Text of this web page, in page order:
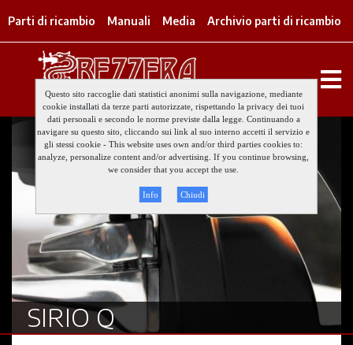
Archivio parti di ricambio
Media
Manuali
Parti di ricambio
Questo sito raccoglie dati statistici anonimi sulla navigazione, mediante
cookie installati da terze parti autorizzate, rispettando la privacy dei tuoi
dati personali e secondo le norme previste dalla legge. Continuando a
navigare su questo sito, cliccando sui link al suo interno accetti il servizio e
gli stessi cookie - This website uses own and/or third parties cookies to:
analyze, personalize content and/or advertising. If you continue browsing,
we consider that you accept the use.
Info Chiudi
SIRIO Q